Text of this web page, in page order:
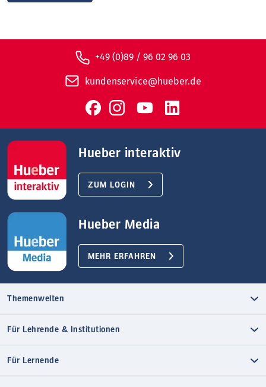
+49 (0)89 / 96 02 96 03
kundenservice@hueber.de
Hueber interaktiv
ZUM LOGIN
Hueber Media
MEHR ERFAHREN
Themenwelten
Für Lehrende & Institutionen
Für Lernende